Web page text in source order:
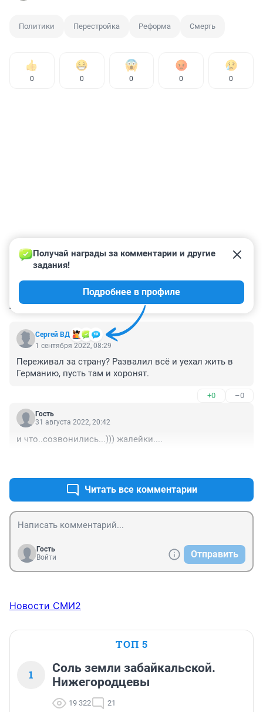
Политики Перестройка Реформа Смерть
0 0 0 0 0
КОММЕНТАРИИ 2
Сергей ВД
Получай награды за комментарии и другие
задания!
Подробнее в профиле
1 сентября 2022, 08:29
Переживал за страну? Развалил всё и уехал жить в
Германию, пусть там и хоронят.
+0 –0
Гость
31 августа 2022, 20:42
и что..созвонились...))) жалейки....
Читать все комментарии
Гость
Войти
Отправить
Новости СМИ2
ТОП 5
1
Соль земли забайкальской.
Нижегородцевы
19 322 21